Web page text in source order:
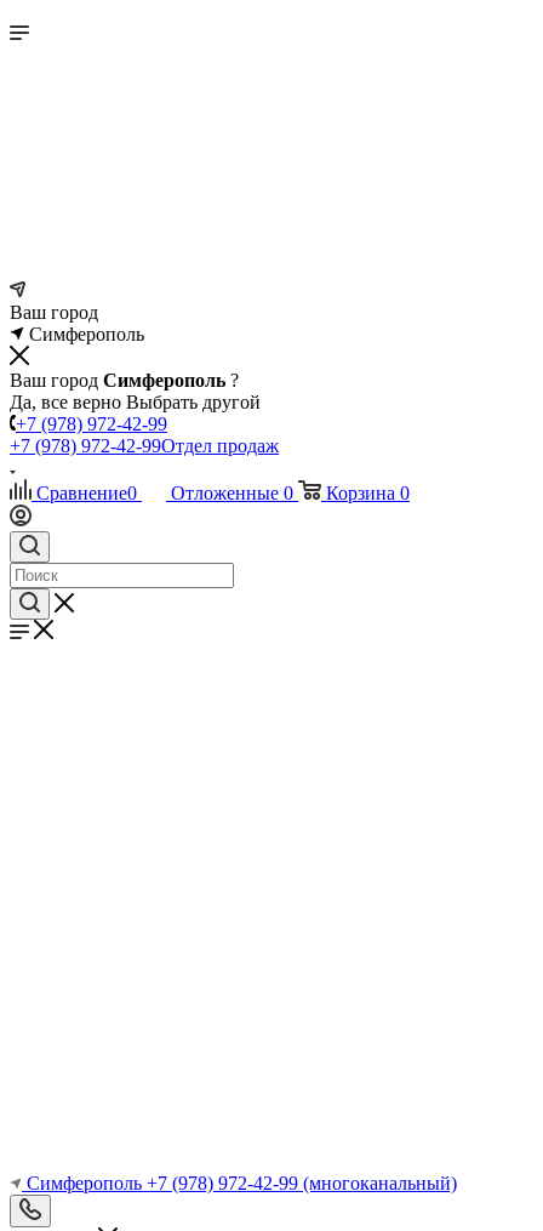
Ваш город
Симферополь
Ваш город Симферополь ?
Да, все верно Выбрать другой
+7 (978) 972-42-99
+7 (978) 972-42-99Отдел продаж
Сравнение0 Отложенные 0 Корзина 0
Симферополь +7 (978) 972-42-99 (многоканальный)